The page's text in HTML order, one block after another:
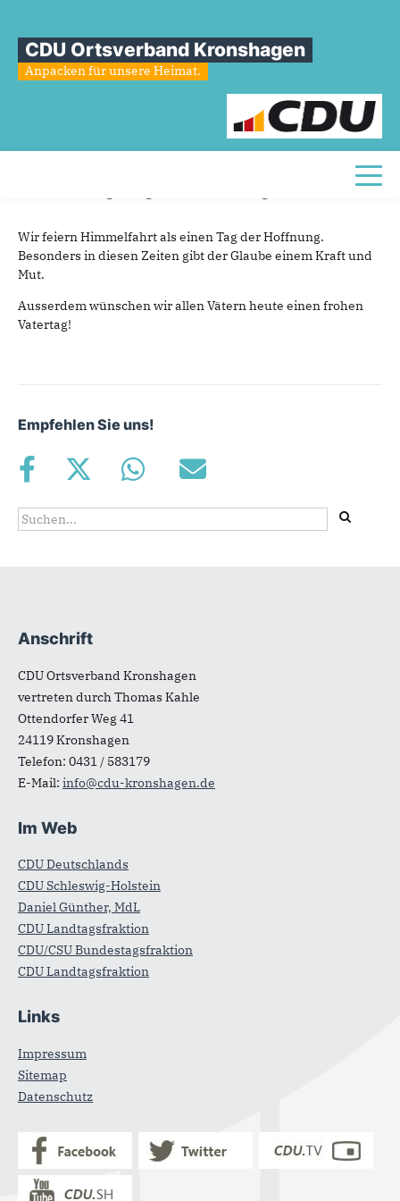
CDU Ortsverband Kronshagen
Anpacken für unsere Heimat.
Sie sind hier
EinenschönenFeiertagChristi
Himmelfahrt!
Wir wünschen allen Christinnen und Christen
heute eine gesegneten Feiertag Himmelfahrt.
Wir feiern Himmelfahrt als einen Tag der Hoffnung.
Besonders in diesen Zeiten gibt der Glaube einem Kraft und
Mut.
Ausserdemwünschen wir allen Vätern heute einen frohen
Vatertag!
Empfehlen Sie uns!
Suchformular
Suche
Fußbereich
Anschrift
CDU Ortsverband Kronshagen
vertreten durch Thomas Kahle
Ottendorfer Weg 41
24119Kronshagen
Telefon: 0431 / 583179
E-Mail: info@cdu-kronshagen.de
Im Web
CDU Deutschlands
CDU Schleswig-Holstein
Daniel Günther, MdL
CDU Landtagsfraktion
CDU/CSU Bundestagsfraktion
CDU Landtagsfraktion
Links
Impressum
Sitemap
Datenschutz